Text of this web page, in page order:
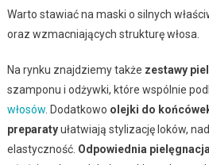
Warto stawiać na maski o silnych
oraz wzmacniających strukturę włosa.
Na rynku znajdziemy także zestawy
szamponu i odżywki, które wspólnie
włosów. Dodatkowo olejki do
preparatyułatwiają stylizację loków,
elastyczność. Odpowiednia pielęgnacja